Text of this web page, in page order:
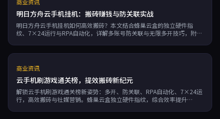
商业资讯
明日方舟云手机挂机：搬砖赚钱与防关联实战
明日方舟云手机挂机如何高效搬砖？本文结合蜂巢云盒的独立硬件指
纹、7×24运行与RPA自动化，详解多账号防关联与无限多开技巧，附真
商业资讯
云手机刷游戏通关榜，提效搬砖新纪元
解锁云手机刷游戏通关榜新姿势：多开、防关联、RPA自动化、7×24运
行，高效搬砖与社媒营销。蜂巢云盒独立硬件指纹，综合效率提升